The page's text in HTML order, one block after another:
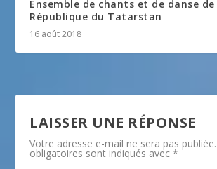
Ensemble de chants et de danse de
République du Tatarstan
16 août 2018
LAISSER UNE RÉPONSE
Votre adresse e-mail ne sera pas publiée.
obligatoires sont indiqués avec*